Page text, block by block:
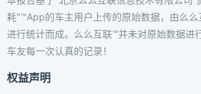
耗"™App的车主用户上传的原始数据，由么
进行统计而成。么么互联™并未对原始数据进
车友每一次认真的记录！
权益声明